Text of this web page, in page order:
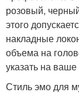
розовый,
этого
накладные
объема на
указать на
Стиль эмо для